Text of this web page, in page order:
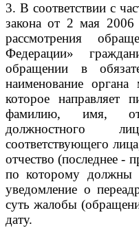
3. В соответствии с
закона от 2 мая
рассмотрения
Федерации»
обращении в
наименование органа
которое направляет
фамилию, имя,
должностного
соответствующего
отчество (последнее -
по которому должны
уведомление о
суть жалобы
дату.